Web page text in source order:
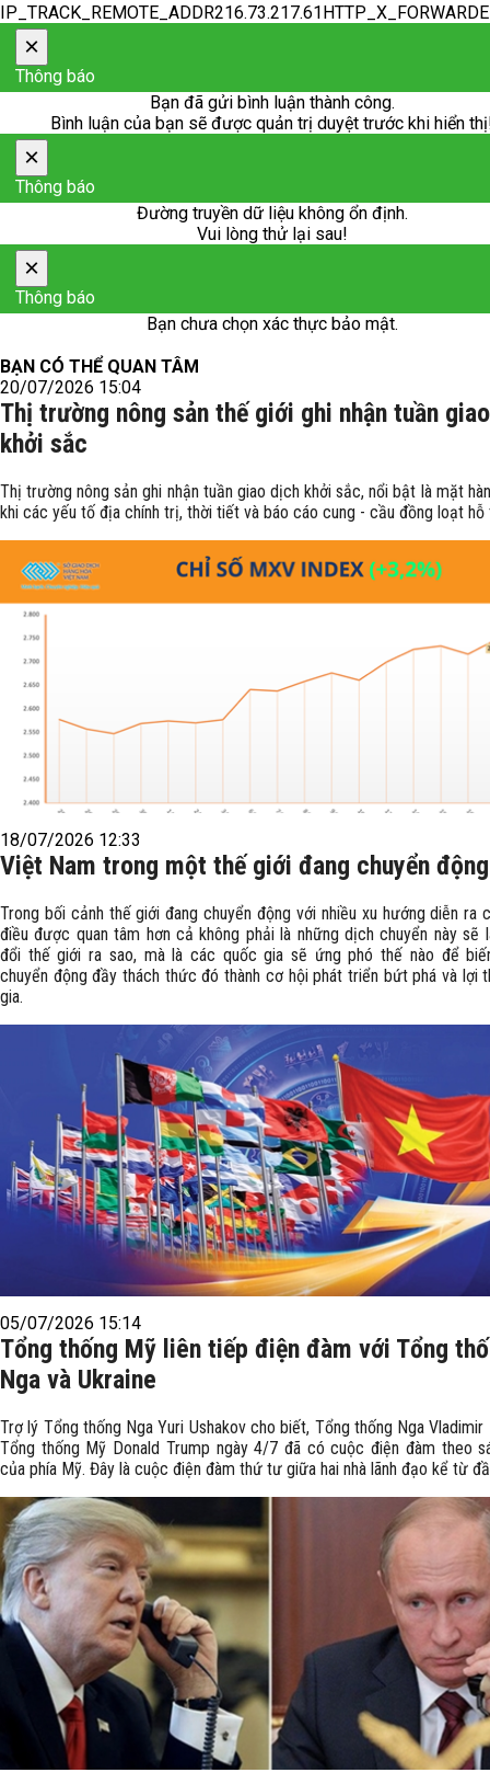
×
Thông báo
Bạn đã gửi bình luận thành công.
Bình luận của bạn sẽ được quản trị duyệt trước khi hiển
×
Thông báo
Đường truyền dữ liệu không ổn định.
Vui lòng thử lại sau!
×
Thông báo
Bạn chưa chọn xác thực bảo mật.
BẠN CÓ THỂ QUAN TÂM
20/07/2026 15:04
Thị trường nông sản thế giới ghi nhận tuần
khởi sắc
Thị trường nông sản ghi nhận tuần giao dịch khởi sắc, nổi bật là mặt
khi các yếu tố địa chính trị, thời tiết và báo cáo cung - cầu đồng loạt hỗ
18/07/2026 12:33
Việt Nam trong một thế giới đang chuyển động
Trong bối cảnh thế giới đang chuyển động với nhiều xu hướng diễn ra
điều được quan tâm hơn cả không phải là những dịch chuyển này sẽ
đổi thế giới ra sao, mà là các quốc gia sẽ ứng phó thế nào để
chuyển động đầy thách thức đó thành cơ hội phát triển bứt phá và lợi
gia.
05/07/2026 15:14
Tổng thống Mỹ liên tiếp điện đàm với Tổng
Nga và Ukraine
Trợ lý Tổng thống Nga Yuri Ushakov cho biết, Tổng thống Nga Vladimir
Tổng thống Mỹ Donald Trump ngày 4/7 đã có cuộc điện đàm theo
của phía Mỹ. Đây là cuộc điện đàm thứ tư giữa hai nhà lãnh đạo kể từ